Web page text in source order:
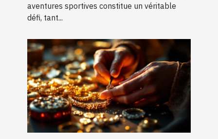
aventures sportives constitue un véritable
défi, tant...